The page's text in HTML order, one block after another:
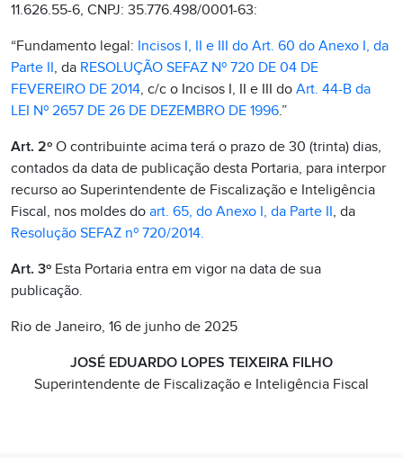
11.626.55-6, CNPJ: 35.776.498/0001-63:
“Fundamento legal: Incisos I, II e III do Art. 60 do Anexo I, da
Parte II, da RESOLUÇÃO SEFAZ Nº 720 DE 04 DE
FEVEREIRO DE 2014, c/c o Incisos I, II e III do Art. 44-B da
LEI Nº 2657 DE 26 DE DEZEMBRO DE 1996.”
Art. 2º O contribuinte acima terá o prazo de 30 (trinta) dias,
contados da data de publicação desta Portaria, para interpor
recurso ao Superintendente de Fiscalização e Inteligência
Fiscal, nos moldes do art. 65, do Anexo I, da Parte II, da
Resolução SEFAZ nº 720/2014.
Art. 3º Esta Portaria entra em vigor na data de sua
publicação.
Rio de Janeiro, 16 de junho de 2025
JOSÉ EDUARDO LOPES TEIXEIRA FILHO
Superintendente de Fiscalização e Inteligência Fiscal